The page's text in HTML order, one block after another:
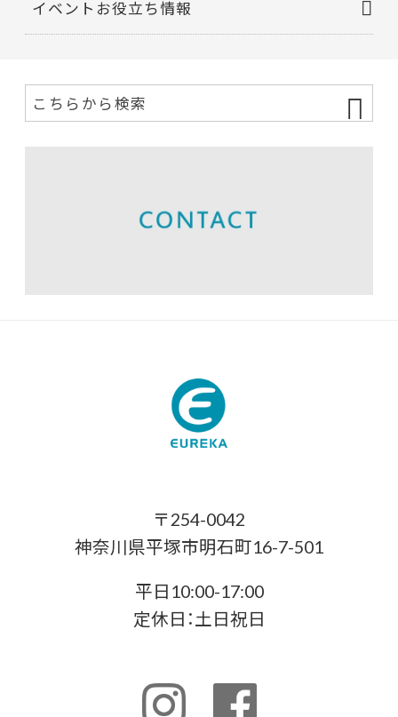
イベントお役立ち情報
〒254-0042
神奈川県平塚市明石町16-7-501
平日10:00-17:00
定休日：土日祝日